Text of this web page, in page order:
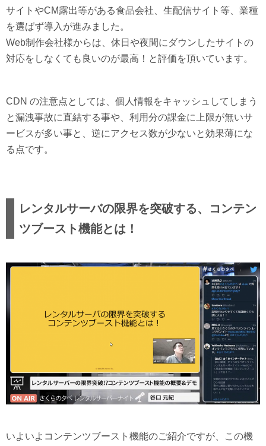
サイトやCM露出等がある食品会社、生配信サイト等、業種
を選ばず導入が進みました。
Web制作会社様からは、休日や夜間にダウンしたサイトの
対応をしなくても良いのが最高！と評価を頂いています。
CDN の注意点としては、個人情報をキャッシュしてしまう
と漏洩事故に直結する事や、利用分の課金に上限が無いサ
ービスが多い事と、逆にアクセス数が少ないと効果薄にな
る点です。
レンタルサーバの限界を突破する、コンテン
ツブースト機能とは！
いよいよコンテンツブースト機能のご紹介ですが、この機